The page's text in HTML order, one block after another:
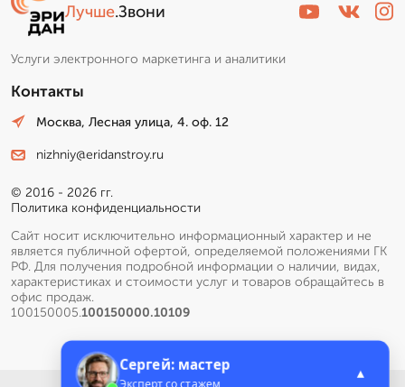
Лучше.Звони
Услуги электронного маркетинга и аналитики
Контакты
Москва, Лесная улица, 4. оф. 12
nizhniy@eridanstroy.ru
© 2016 - 2026 гг.
Политика конфиденциальности
Сайт носит исключительно информационный характер и не
является публичной офертой, определяемой положениями ГК
РФ. Для получения подробной информации о наличии, видах,
характеристиках и стоимости услуг и товаров обращайтесь в
офис продаж.
100150005.100150000.10109
Сергей: мастер ▲